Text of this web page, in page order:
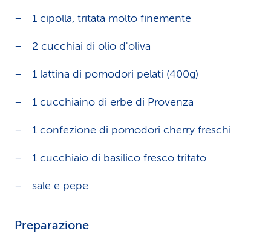
1 cipolla, tritata molto finemente
2 cucchiai di olio d'oliva
1 lattina di pomodori pelati (400g)
1 cucchiaino di erbe di Provenza
1 confezione di pomodori cherry freschi
1 cucchiaio di basilico fresco tritato
sale e pepe
Preparazione